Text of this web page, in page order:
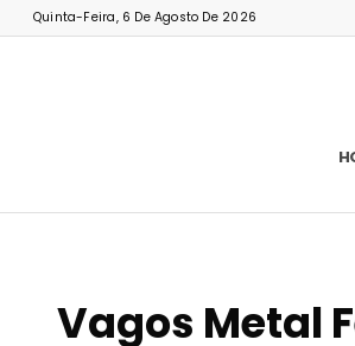
Quinta-Feira, 6 De Agosto De 2026
Vagos Metal